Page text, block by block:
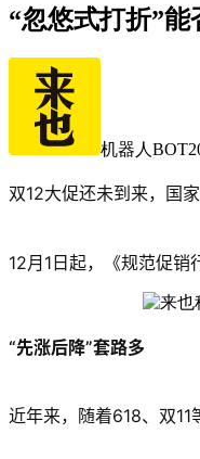
“忽悠式打折”能
机器人BOT
双12大促还未到来，国
12月1日起，《规范促销
“先涨后降”套路多
近年来，随着618、双